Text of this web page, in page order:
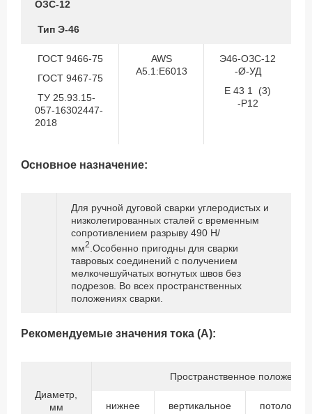
ОЗС-12
Тип Э-46
ГОСТ 9466-75
ГОСТ 9467-75
ТУ 25.93.15-
057-16302447-
2018
AWS
A5.1:E6013
Э46-ОЗС-12
-Ø-УД
Е 43 1 (3)
-Р12
Основное назначение:
Для ручной дуговой сварки углеродистых и
низколегированных сталей с временным
сопротивлением разрыву 490 Н/
мм2 .Особенно пригодны для сварки
тавровых соединений с получением
мелкочешуйчатых вогнутых швов без
подрезов. Во всех пространственных
положениях сварки.
Рекомендуемые значения тока (А):
Диаметр,
мм
Пространственное положение
нижнее вертикальное